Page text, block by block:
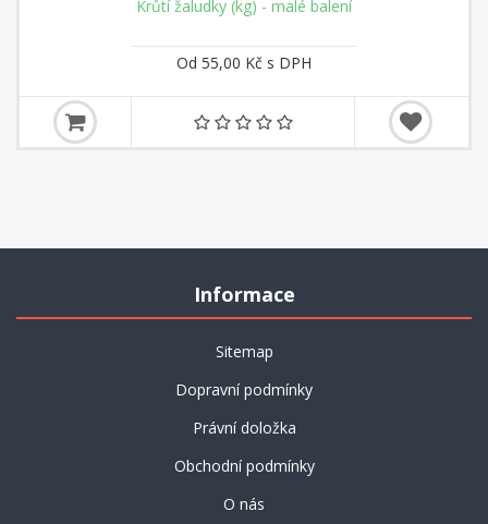
Krůtí žaludky (kg) - malé balení
Od 55,00 Kč s DPH
Informace
Sitemap
Dopravní podmínky
Právní doložka
Obchodní podmínky
O nás